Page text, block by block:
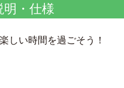
明・仕様
しい時間を過ごそう！